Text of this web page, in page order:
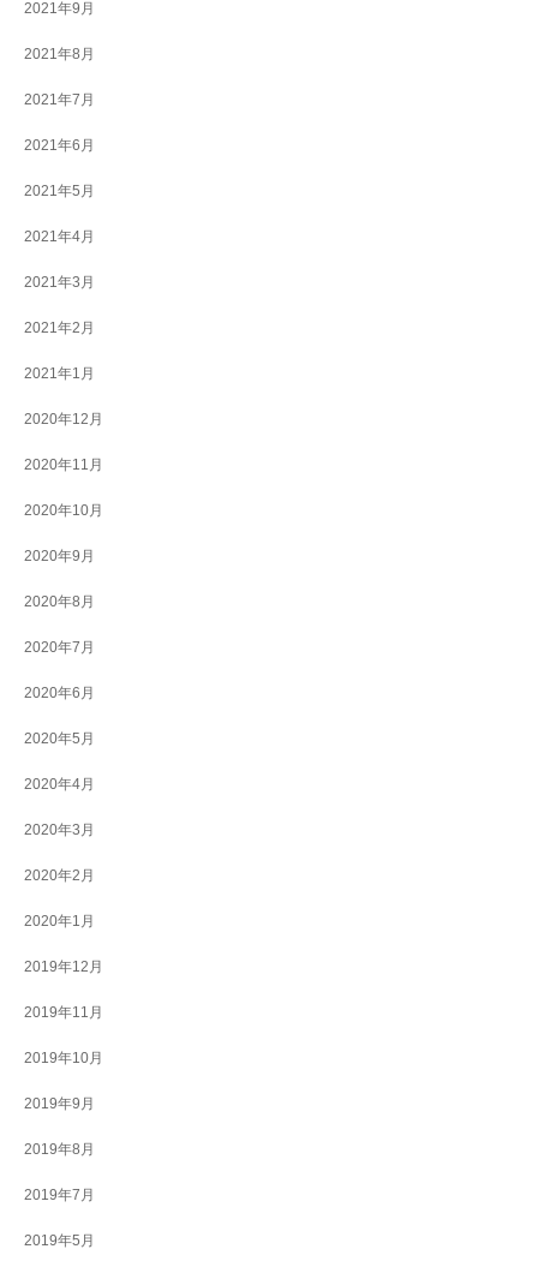
2021年9月
2021年8月
2021年7月
2021年6月
2021年5月
2021年4月
2021年3月
2021年2月
2021年1月
2020年12月
2020年11月
2020年10月
2020年9月
2020年8月
2020年7月
2020年6月
2020年5月
2020年4月
2020年3月
2020年2月
2020年1月
2019年12月
2019年11月
2019年10月
2019年9月
2019年8月
2019年7月
2019年5月